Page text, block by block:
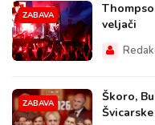
ZABAVA
veljači
ZABAVA
Škoro,